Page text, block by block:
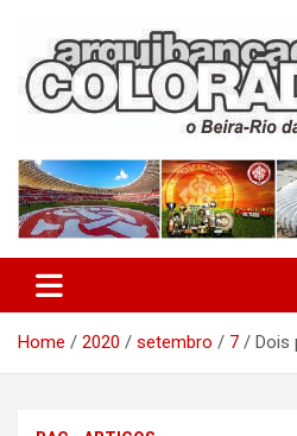
content
Arquibancada
Home 2020 setembro 7 Dois